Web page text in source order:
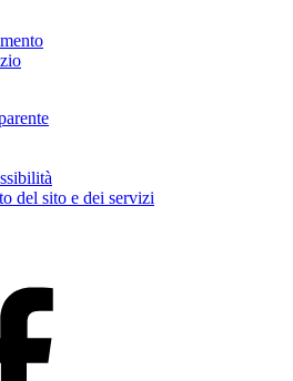
del sito e dei servizi